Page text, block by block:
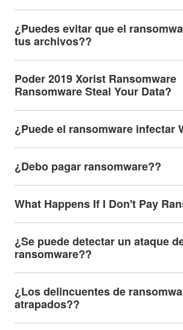
¿Puedes evitar que el
tus archivos??
Poder 2019Xorist Ransomware
Ransomware Steal Your Data?
¿Puede el ransomware infectar
¿Debo pagar ransomware??
What Happens If I Don't Pay
¿Se puede detectar un ataque
ransomware??
¿Los delincuentes de
atrapados??